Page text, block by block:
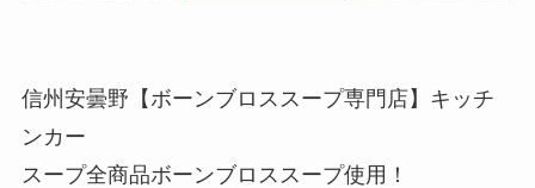
信州安曇野【ボーンブロススープ専門店】キッチ
ンカー
スープ全商品ボーンブロススープ使用！